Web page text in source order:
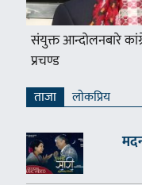
संयुक्त आन्दोलनबारे
प्रचण्ड
ताजा लाेकप्रिय